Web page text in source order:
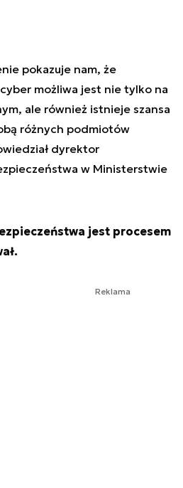
pokazuje nam, że
możliwa jest nie tylko na
ale również istnieje szansa
różnych podmiotów
dyrektor
w Ministerstwie
jest procesem
Reklama